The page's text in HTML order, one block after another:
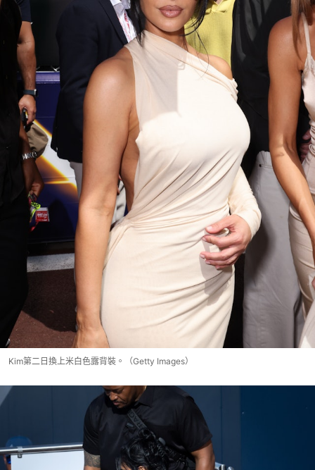
Kim第二日換上米白色露背裝。（Getty Images）